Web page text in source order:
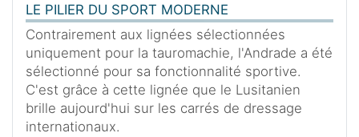
LE PILIER DU SPORT MODERNE
Contrairement aux lignées sélectionnées
uniquement pour la tauromachie, l'Andrade a été
sélectionné pour sa fonctionnalité sportive.
C'est grâce à cette lignée que le Lusitanien
brille aujourd'hui sur les carrés de dressage
internationaux.